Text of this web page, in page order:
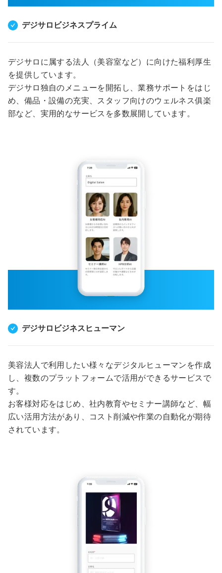
デジサロビジネスプライム
デジサロに属する法人（美容室など）に向けた福利厚生
を提供しています。
デジサロ独自のメニューを開拓し、業務サポートをはじ
め、備品・設備の充実、スタッフ向けのウェルネス俱楽
部など、実用的なサービスを多数展開しています。
デジサロビジネスヒューマン
美容法人で利用したい様々なデジタルヒューマンを作成
し、複数のプラットフォームで活用ができるサービスで
す。
お客様対応をはじめ、社内教育やセミナー講師など、幅
広い活用方法があり、コスト削減や作業の自動化が期待
されています。